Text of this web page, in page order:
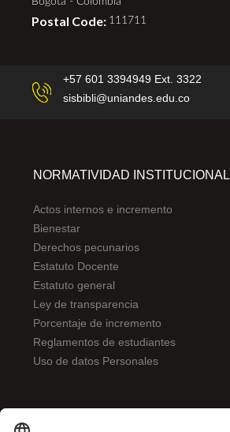
Postal Code: 111711
+57 601 3394949 Ext. 3322
sisbibli@uniandes.edu.co
NORMATIVIDAD INSTITUCIONAL
Actos internos e incremento
Bienestar
Derechos pecunarios
Estatuto Docente
Estatuto general
Ley de transparencia
Porcentaje de incremento
Reglamentos de estudiantes
Uso de datos Personales